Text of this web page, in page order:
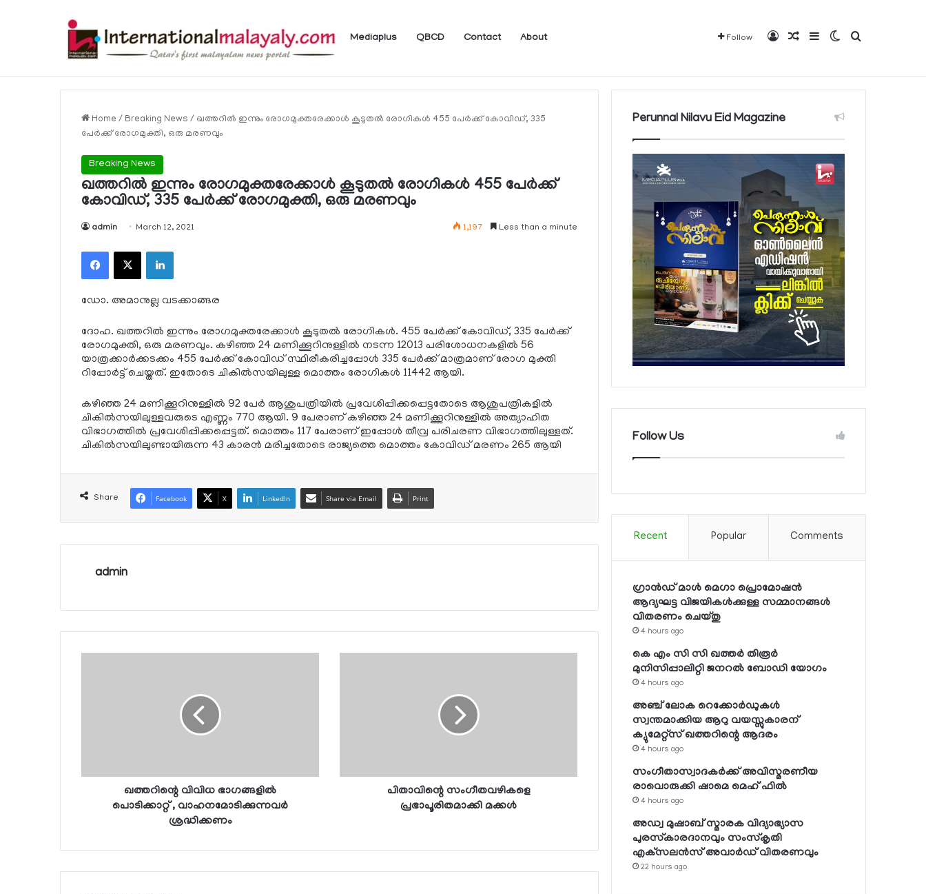
Mediaplus QBCD Contact About Follow Log InRandom Article
SidebarSwitch skin
Search for
Breaking News
Home / Breaking News / ഖത്തറില്‍ ഇന്നും രോഗമുക്തരേക്കാള്‍ കൂടുതല്‍ രോഗികള്‍ 455 പേര്‍ക്ക് കോവിഡ്, 335
പേര്‍ക്ക് രോഗമുക്തി, ഒരു മരണവും
Breaking News
ഖത്തറില്‍ ഇന്നും രോഗമുക്തരേക്കാള്‍ കൂടുതല്‍ രോഗികള്‍ 455 പേര്‍ക്ക്
കോവിഡ്, 335 പേര്‍ക്ക് രോഗമുക്തി, ഒരു മരണവും
admin March 12, 2021 1,197 Less than a minute
Facebook
X LinkedIn
ഡോ. അമാനുല്ല വടക്കാങ്ങര
ദോഹ. ഖത്തറില്‍ ഇന്നും രോഗമുക്തരേക്കാള്‍ കൂടുതല്‍ രോഗികള്‍. 455 പേര്‍ക്ക് കോവിഡ്, 335 പേര്‍ക്ക്
രോഗമുക്തി, ഒരു മരണവും. കഴിഞ്ഞ 24 മണിക്കൂറിനുള്ളില്‍ നടന്ന 12013 പരിശോധനകളില്‍ 56
യാത്രക്കാര്‍ക്കടക്കം 455 പേര്‍ക്ക് കോവിഡ് സ്ഥിരീകരിച്ചപ്പോള്‍ 335 പേര്‍ക്ക് മാത്രമാണ് രോഗ മുക്തി
റിപ്പോര്‍ട്ട് ചെയ്തത്. ഇതോടെ ചികില്‍സയിലുള്ള മൊത്തം രോഗികള്‍ 11442 ആയി.
കഴിഞ്ഞ 24 മണിക്കൂറിനുള്ളില്‍ 92 പേര്‍ ആശുപത്രിയില്‍ പ്രവേശിപ്പിക്കപ്പെട്ടതോടെ ആശുപത്രികളില്‍
ചികില്‍സയിലുള്ളവരുടെ എണ്ണം 770 ആയി. 9 പേരാണ് കഴിഞ്ഞ 24 മണിക്കൂറിനുള്ളില്‍ അത്യാഹിത
വിഭാഗത്തില്‍ പ്രവേശിപ്പിക്കപ്പെട്ടത്. മൊത്തം 117 പേരാണ് ഇപ്പോള്‍ തീവ്ര പരിചരണ വിഭാഗത്തിലുള്ളത്.
ചികില്‍സയിലുണ്ടായിരുന്ന 43 കാരന്‍ മരിച്ചതോടെ രാജ്യത്തെ മൊത്തം കോവിഡ് മരണം 265 ആയി
Share Facebook X LinkedIn Share via Email Print
admin
ഖത്തറിന്റെ വിവിധ ഭാഗങ്ങളില്‍
പൊടിക്കാറ്റ് , വാഹനമോടിക്കുന്നവര്‍
ശ്രദ്ധിക്കണം
പിതാവിന്റെ സംഗീതവഴികളെ
പ്രഭാപൂരിതമാക്കി മക്കള്‍
Perunnal Nilavu Eid Magazine
Follow Us
Recent Popular Comments
ഗ്രാന്‍ഡ് മാള്‍ മെഗാ പ്രൊമോഷന്‍
ആദ്യഘട്ട വിജയികള്‍ക്കുള്ള സമ്മാനങ്ങള്‍
വിതരണം ചെയ്തു
4 hours ago
കെ എം സി സി ഖത്തര്‍ തിരൂര്‍
മുനിസിപ്പാലിറ്റി ജനറല്‍ ബോഡി യോഗം
4 hours ago
അഞ്ച് ലോക റെക്കോര്‍ഡുകള്‍
സ്വന്തമാക്കിയ ആറു വയസ്സുകാരന്
ക്യുമേറ്റ്‌സ് ഖത്തറിന്റെ ആദരം
4 hours ago
സംഗീതാസ്വാദകര്‍ക്ക് അവിസ്മരണീയ
രാവൊരുക്കി ഷാമെ മെഹ് ഫില്‍
4 hours ago
അഡ്വ മുഷാബ് സ്മാരക വിദ്യാഭ്യാസ
പുരസ്‌കാരദാനവും സംസ്‌കൃതി
എക്‌സലന്‍സ് അവാര്‍ഡ് വിതരണവും
22 hours ago